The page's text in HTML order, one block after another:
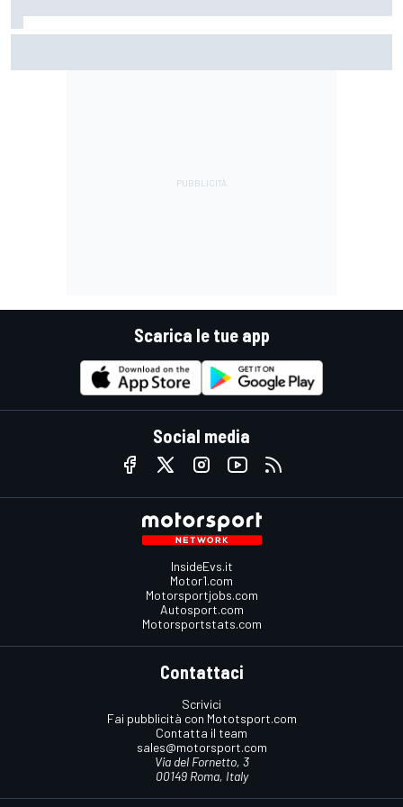
Scarica le tue app
Social media
InsideEvs.it
Motor1.com
Motorsportjobs.com
Autosport.com
Motorsportstats.com
Contattaci
Scrivici
Fai pubblicità con Mototsport.com
Contatta il team
sales@motorsport.com
Via del Fornetto, 3
00149 Roma, Italy